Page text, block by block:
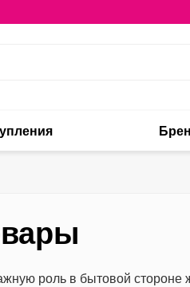
роль в бытовой стороне